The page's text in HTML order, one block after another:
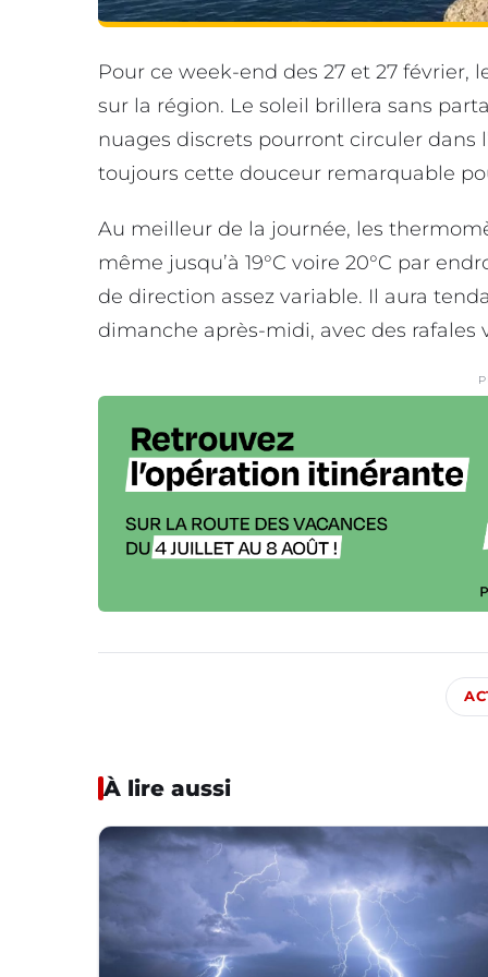
Pour ce week-end des 27 et 27
sur la région. Le soleil brillera sans
nuages discrets pourront circuler dans
toujours cette douceur remarquable
Au meilleur de la journée, les
même jusqu’à 19°C voire 20°C par
de direction assez variable. Il aura
dimanche après-midi, avec des rafales
À lire aussi